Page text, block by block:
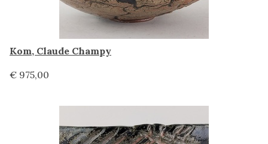
Kom, Claude Champy
€ 975,00